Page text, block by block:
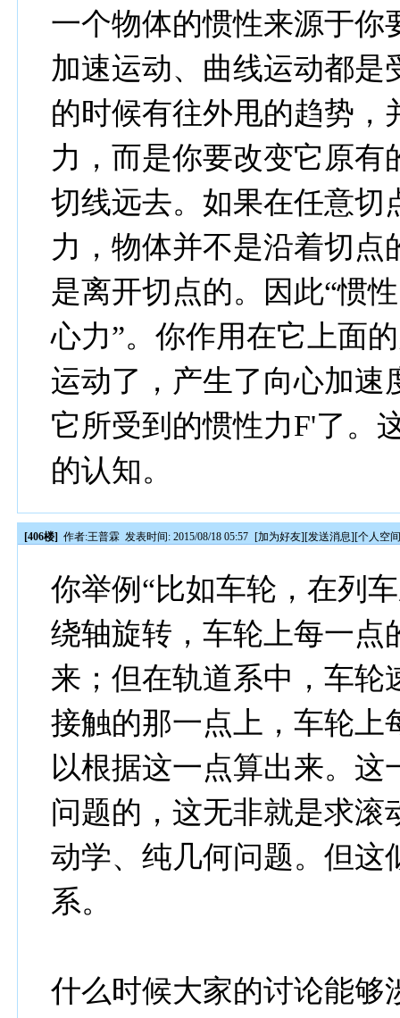
一个物体的惯性来源于你
加速运动、曲线运动都是
的时候有往外甩的趋势，
力，而是你要改变它原
切线远去。如果在任意切
力，物体并不是沿着切
是离开切点的。因此“惯
心力”。你作用在它上面
运动了，产生了向心加速
它所受到的惯性力F'了。
的认知。
[406楼] 作者:王普霖 发表时间: 2015/08/18 05:57 [加为好友][发送消息][个人空
你举例“比如车轮，在列
绕轴旋转，车轮上每一点
来；但在轨道系中，车轮
接触的那一点上，车轮上
以根据这一点算出来。这
问题的，这无非就是求滚
动学、纯几何问题。但这
系。
什么时候大家的讨论能够